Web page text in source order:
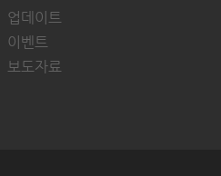
업데이트
이벤트
보도자료